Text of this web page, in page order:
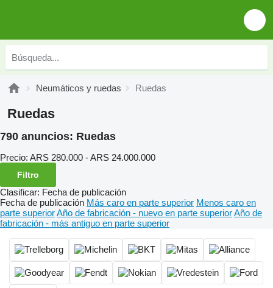
Neumáticos y ruedas Ruedas
Ruedas
790 anuncios: Ruedas
Precio: ARS 280.000 - ARS 24.000.000
Filtro
Clasificar: Fecha de publicación
Fecha de publicación Más caro en parte superior Menos caro en
parte superiorAño de fabricación - nuevo en parte superiorAño de
fabricación - más antiguo en parte superior